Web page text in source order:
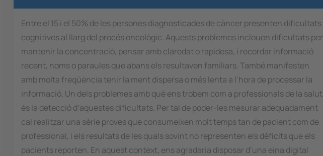
Entre el 15 i el 50% de les persones diagnosticades de càncer presenten dificultats
cognitives al llarg del procés oncològic. Aquests problemes inclouen dificultats per
mantenir la concentració, pensar amb claredat o rapidesa, i recordar informació
recent, noms o paraules que abans els resultaven familiars. També manifesten
amb molta freqüència tenir la ment dispersa o més lenta a l’hora de processar la
informació. Un dels problemes amb què ens trobem com a professionals de la salut
és la detecció d’aquestes dificultats. Per tal de poder-les mesurar adequadament
cal realitzar una sèrie proves que consumeixen molt temps tan de pacient com de
professional, i els resultats de les quals sovint no representen els dèficits que els
pacients reporten. En aquest context, ens agradaria disposar d’una eina digital